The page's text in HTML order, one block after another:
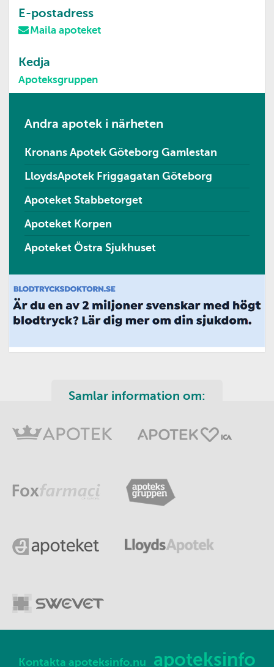
E-postadress
Maila apoteket
Kedja
Apoteksgruppen
Andra apotek i närheten
Kronans Apotek Göteborg Gamlestan
LloydsApotek Friggagatan Göteborg
Apoteket Stabbetorget
Apoteket Korpen
Apoteket Östra Sjukhuset
Samlar information om:
Kontakta apoteksinfo.nu apoteksinfo